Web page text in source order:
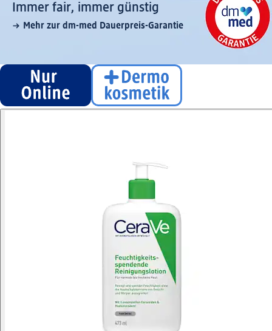
Immer fair,­ immer günstig
Mehr zur dm-med Dauerpreis-Garantie